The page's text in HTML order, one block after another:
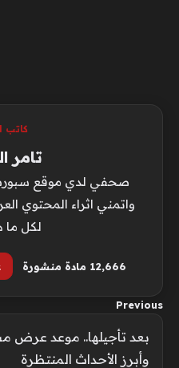
كاتب
تامر
صحفي لدي موقع سبورت
واتمني اثراء المحتوي
لكل ما
12٬666 مادة منشورة
Previous
وأبرز الأحداث المنتظرة